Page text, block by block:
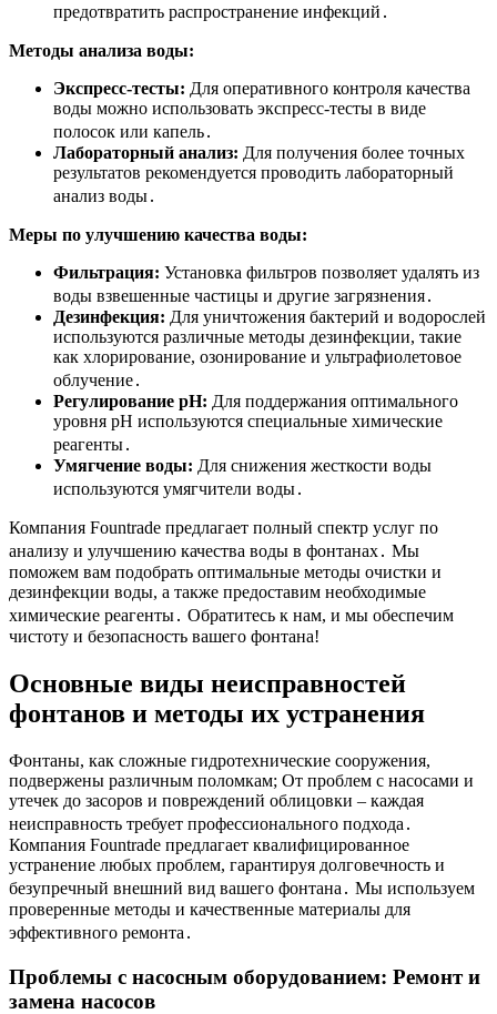
предотвратить распространение инфекций․
Методы анализа воды:
Экспресс-тесты: Для оперативного контроля качества
воды можно использовать экспресс-тесты в виде
полосок или капель․
Лабораторный анализ: Для получения более точных
результатов рекомендуется проводить лабораторный
анализ воды․
Меры по улучшению качества воды:
Фильтрация: Установка фильтров позволяет удалять из
воды взвешенные частицы и другие загрязнения․
Дезинфекция: Для уничтожения бактерий и водорослей
используются различные методы дезинфекции, такие
как хлорирование, озонирование и ультрафиолетовое
облучение․
Регулирование pH: Для поддержания оптимального
уровня pH используются специальные химические
реагенты․
Умягчение воды: Для снижения жесткости воды
используются умягчители воды․
Компания Fountrade предлагает полный спектр услуг по
анализу и улучшению качества воды в фонтанах․ Мы
поможем вам подобрать оптимальные методы очистки и
дезинфекции воды, а также предоставим необходимые
химические реагенты․ Обратитесь к нам, и мы обеспечим
чистоту и безопасность вашего фонтана!
Основные виды неисправностей
фонтанов и методы их устранения
Фонтаны, как сложные гидротехнические сооружения,
подвержены различным поломкам; От проблем с насосами и
утечек до засоров и повреждений облицовки – каждая
неисправность требует профессионального подхода․
Компания Fountrade предлагает квалифицированное
устранение любых проблем, гарантируя долговечность и
безупречный внешний вид вашего фонтана․ Мы используем
проверенные методы и качественные материалы для
эффективного ремонта․
Проблемы с насосным оборудованием: Ремонт и
замена насосов